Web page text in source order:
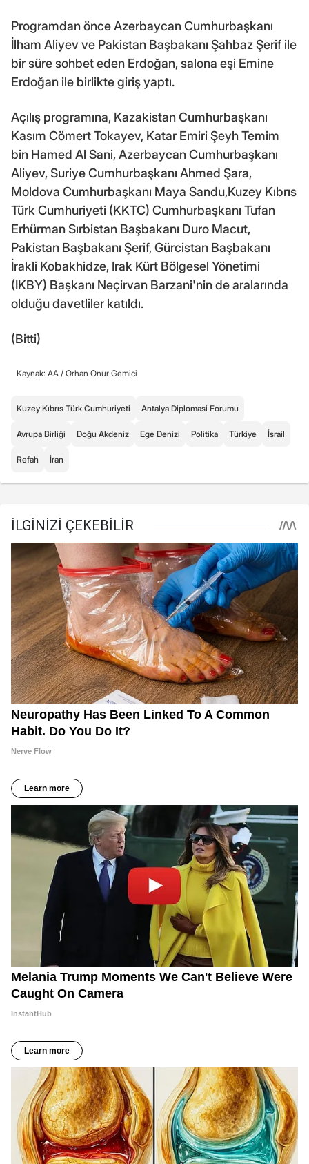
Programdan önce Azerbaycan Cumhurbaşkanı
İlham Aliyev ve Pakistan Başbakanı Şahbaz Şerif ile
bir süre sohbet eden Erdoğan, salona eşi Emine
Erdoğan ile birlikte giriş yaptı.
Açılış programına, Kazakistan Cumhurbaşkanı
Kasım Cömert Tokayev, Katar Emiri Şeyh Temim
bin Hamed Al Sani, Azerbaycan Cumhurbaşkanı
Aliyev, Suriye Cumhurbaşkanı Ahmed Şara,
Moldova Cumhurbaşkanı Maya Sandu,Kuzey Kıbrıs
Türk Cumhuriyeti (KKTC) Cumhurbaşkanı Tufan
Erhürman Sırbistan Başbakanı Duro Macut,
Pakistan Başbakanı Şerif, Gürcistan Başbakanı
İrakli Kobakhidze, Irak Kürt Bölgesel Yönetimi
(IKBY) Başkanı Neçirvan Barzani'nin de aralarında
olduğu davetliler katıldı.
(Bitti)
Kaynak: AA / Orhan Onur Gemici
Kuzey Kıbrıs Türk Cumhuriyeti Antalya Diplomasi Forumu
Avrupa Birliği Doğu Akdeniz Ege Denizi Politika Türkiye İsrail
Refah İran